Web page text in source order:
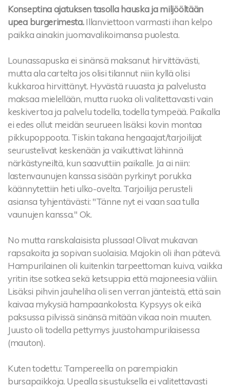
Konseptina ajatuksen tasolla hauska ja miljööltään
upea burgerimesta. Illanviettoon varmasti ihan kelpo
paikka ainakin juomavalikoimansa puolesta.
Lounassapuska ei sinänsä maksanut hirvittävästi,
mutta ala cartelta jos olisi tilannut niin kyllä olisi
kukkaroa hirvittänyt. Hyvästä ruuasta ja palvelusta
maksaa mielellään, mutta ruoka oli valitettavasti vain
keskivertoa ja palvelu todella, todella tympeää. Paikalla
ei edes ollut meidän seurueen lisäksi kovin montaa
pikkupoppoota. Tiskin takana hengaajat/tarjoilijat
seurustelivat keskenään ja vaikuttivat lähinnä
närkästyneiltä, kun saavuttiin paikalle. Ja ai niin:
lastenvaunujen kanssa sisään pyrkinyt porukka
käännytettiin heti ulko-ovelta. Tarjoilija perusteli
asiansa tyhjentävästi: "Tänne nyt ei vaan saa tulla
vaunujen kanssa." Ok.
No mutta ranskalaisista plussaa! Olivat mukavan
rapsakoita ja sopivan suolaisia. Majokin oli ihan pätevä.
Hampurilainen oli kuitenkin tarpeettoman kuiva, vaikka
yritin itse sotkea sekä ketsuppia että majoneesia väliin.
Lisäksi pihvin jauheliha oli sen verran jänteistä, että sain
kaivaa mykysiä hampaankolosta. Kypsyys ok eikä
paksussa pilvissä sinänsä mitään vikaa noin muuten.
Juusto oli todella pettymys juustohampurilaisessa
(mauton).
Kuten todettu: Tampereella on parempiakin
bursapaikkoja. Upealla sisustuksella ei valitettavasti